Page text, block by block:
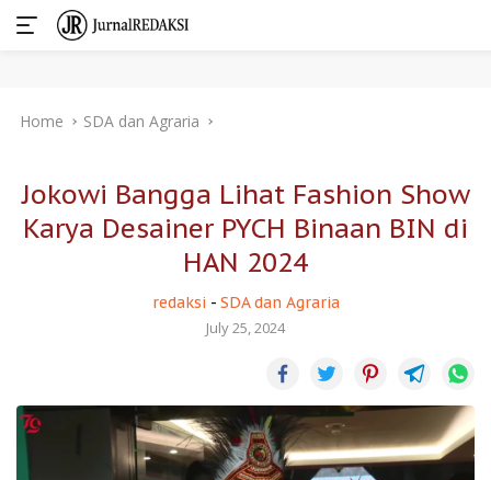
Home SDA dan Agraria
Jokowi Bangga Lihat Fashion Show
Karya Desainer PYCH Binaan BIN di
HAN 2024
redaksi - SDA dan Agraria
July 25, 2024